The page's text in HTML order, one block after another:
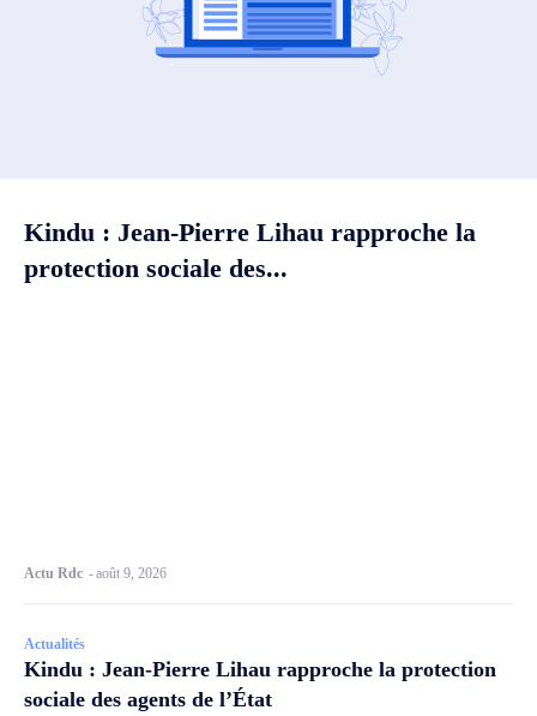
Kindu : Jean-Pierre Lihau rapproche la
protection sociale des...
Actu Rdc -août 9, 2026
Actualités
Kindu : Jean-Pierre Lihau rapproche la protection
sociale des agents de l’État